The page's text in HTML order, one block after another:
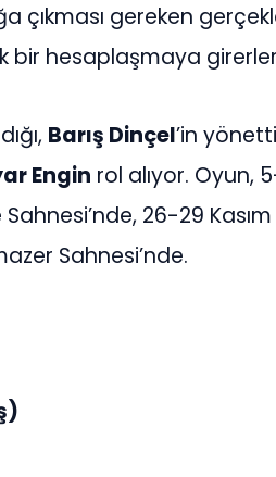
çıkması gereken
bir hesaplaşmaya
Barış Dinçel’in
Engin rol alıyor. Oyun,
26-29
Sahnesi’nde.